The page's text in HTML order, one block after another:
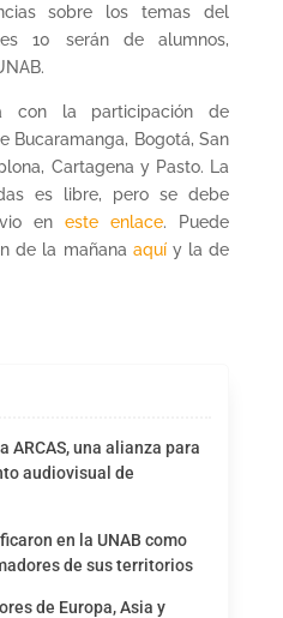
sobre los temas del
10 serán de alumnos,
con la participación de
Bucaramanga, Bogotá, San
Cartagena y Pasto. La
es libre, pero se debe
eneste enlace. Puede
de la mañana aquíy la de
ARCAS, una alianza para
audiovisual de
en la UNAB como
de sus territorios
de Europa, Asia y